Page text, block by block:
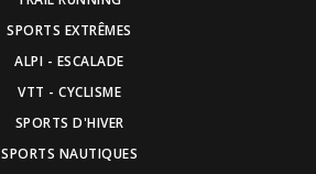
SPORTS EXTRÊMES
ALPI - ESCALADE
VTT - CYCLISME
SPORTS D'HIVER
SPORTS NAUTIQUES